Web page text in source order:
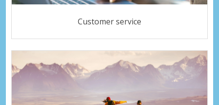
Customer service